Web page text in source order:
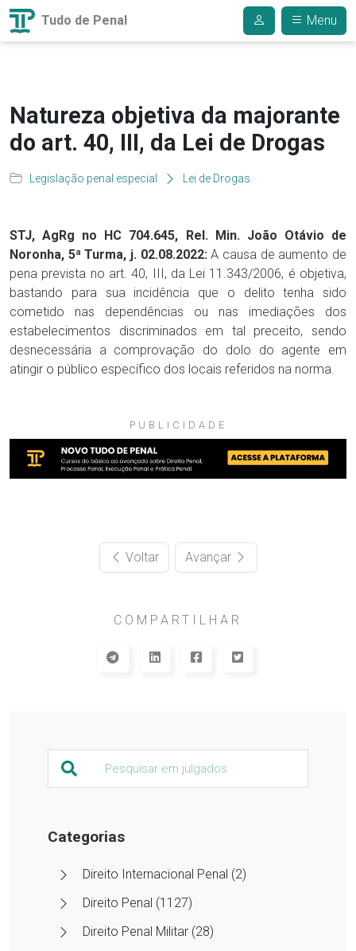
Tudo de Penal Menu
Natureza objetiva da majorante
do art. 40, III, da Lei de Drogas
Legislação penal especial Lei de Drogas
STJ, AgRg no HC 704.645, Rel. Min. João Otávio de
Noronha, 5ª Turma, j. 02.08.2022: A causa de aumento de
pena prevista no art. 40, III, da Lei 11.343/2006, é objetiva,
bastando para sua incidência que o delito tenha sido
cometido nas dependências ou nas imediações dos
estabelecimentos discriminados em tal preceito, sendo
desnecessária a comprovação do dolo do agente em
atingir o público específico dos locais referidos na norma.
PUBLICIDADE
Voltar Avançar
COMPARTILHAR
Categorias
Direito Internacional Penal (2)
Direito Penal (1127)
Direito Penal Militar (28)